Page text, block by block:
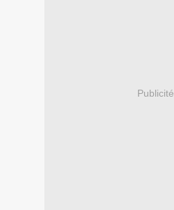
Publicité